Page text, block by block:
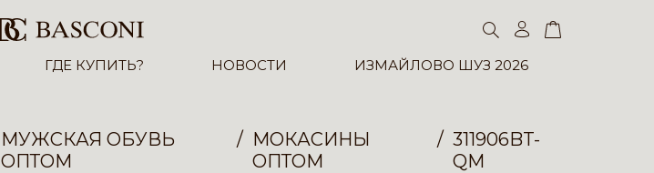
ГДЕ КУПИТЬ? НОВОСТИ ИЗМАЙЛОВО ШУЗ 2026
МУЖСКАЯ ОБУВЬ
ОПТОМ
МОКАСИНЫ
ОПТОМ
311906BT-
QM